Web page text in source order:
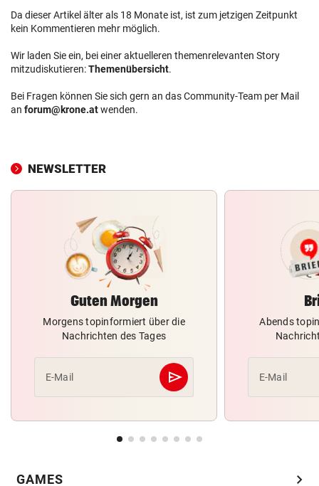
Da dieser Artikel älter als 18 Monate ist, ist zum jetzigen Zeitpunkt
kein Kommentieren mehr möglich.
Wir laden Sie ein, bei einer aktuelleren themenrelevanten Story
mitzudiskutieren:Themenübersicht.
Bei Fragen können Sie sich gern an das Community-Team per Mail
an forum@krone.atwenden.
NEWSLETTER
Guten Morgen
Morgens topinformiert über die
Nachrichten des Tages
E-Mail send
Abschicken
Abends
E-Mail
GAMES chevron_right